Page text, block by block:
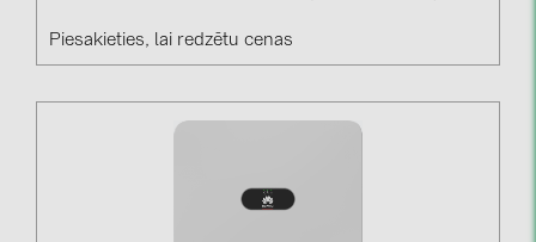
Piesakieties, lai redzētu cenas